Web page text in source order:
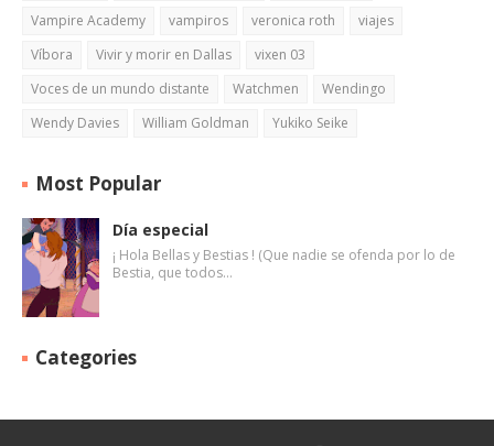
Vampire Academy
vampiros veronica roth
viajes
Víbora
Vivir y morir en Dallas
vixen 03
Voces de un mundo distante
Watchmen
Wendingo
Wendy Davies
William Goldman Yukiko Seike
Most Popular
Día especial
¡ Hola Bellas y Bestias ! (Que nadie se ofenda por lo de
Bestia, que todos…
Categories